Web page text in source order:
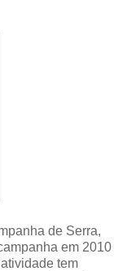
de Serra,
em 2010
tem